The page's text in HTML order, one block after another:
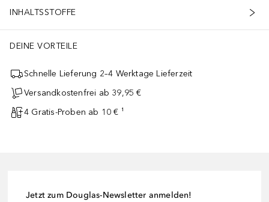
INHALTSSTOFFE
DEINE VORTEILE
Schnelle Lieferung 2–4 Werktage Lieferzeit
Versandkostenfrei ab 39,95 €
4 Gratis-Proben ab 10 € ¹
Jetzt zum Douglas-Newsletter anmelden!